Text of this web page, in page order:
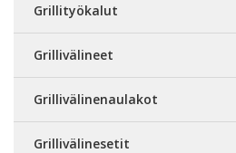
Grillityökalut
Grillivälineet
Grillivälinenaulakot
Grillivälinesetit